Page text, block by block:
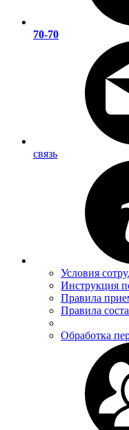
70-70
связь
Условия
Инструкция
Правила
Правила
Обработка